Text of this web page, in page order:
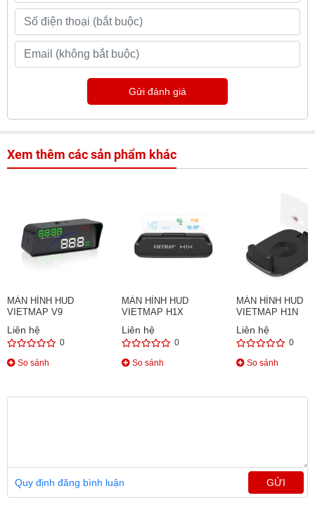
Gửi đánh giá
Xem thêm các sản phẩm khác
MÀN HÌNH HUD
VIETMAP V9
Liên hệ
0
So sánh
MÀN HÌNH HUD
VIETMAP H1X
Liên hệ
0
So sánh
MÀN HÌNH HUD
VIETMAP H1N
Liên hệ
0
So sánh
Quy định đăng bình luận GỬI